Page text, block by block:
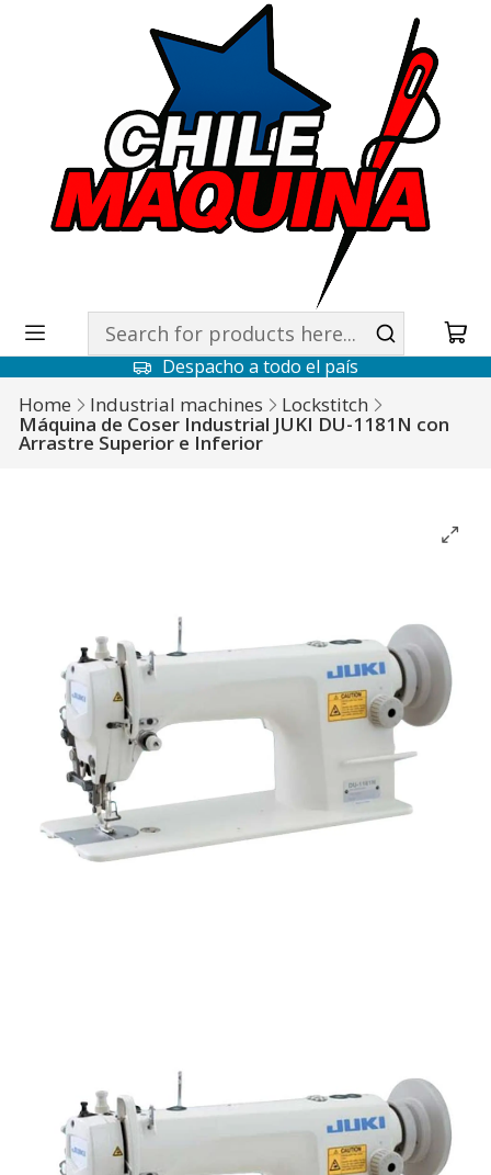
Despacho a todo el país
Home Industrial machines Lockstitch
Máquina de Coser Industrial JUKI DU-1181N con
Arrastre Superior e Inferior